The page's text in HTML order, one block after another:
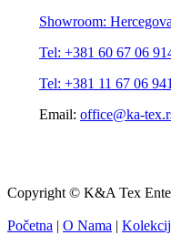
Showroom:
Tel: +381 60 67 06
Tel: +381 11 67 06 941
Email: office@ka-
Copyright © K&A Tex
Početna | O Nama |